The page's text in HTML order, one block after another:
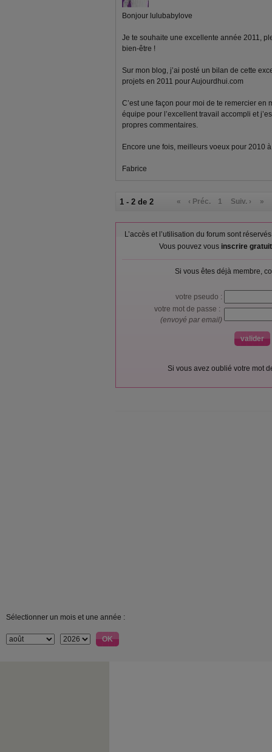
Bonjour lulubabylove
Je te souhaite une excellente année 2011,
bien-être !
Sur mon blog, j’ai posté un bilan de cette
projets en 2011 pour Aujourdhui.com
C’est une façon pour moi de te remercier en
équipe pour l’excellent travail accompli et
propres commentaires.
Encore une fois, meilleurs voeux pour 2010
Fabrice
1 - 2 de 2 « ‹ Préc. 1 Suiv. › »
L’accès et l’utilisation du forum sont
Vous pouvez vous inscrire
Si vous êtes déjà membre,
votre pseudo :
votre mot de passe :
(envoyé par email)
Si vous avez oublié votre mot
Sélectionner un mois et une année :